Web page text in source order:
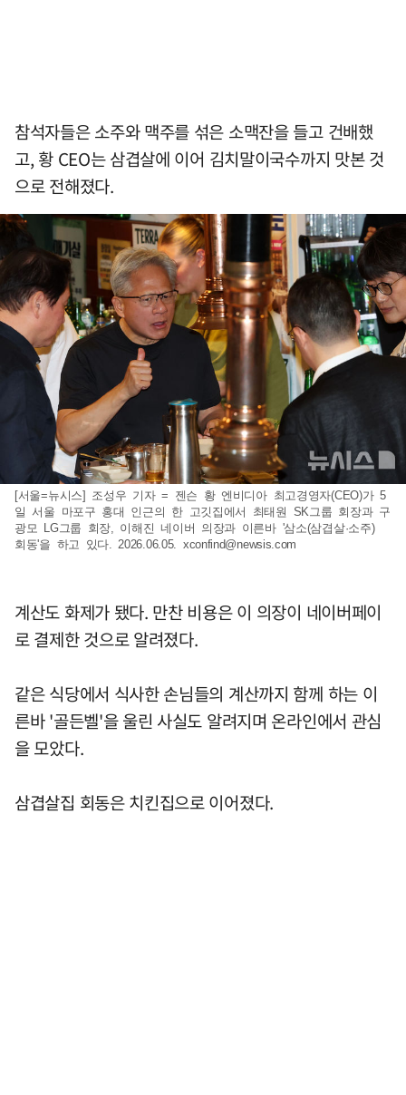
참석자들은 소주와 맥주를 섞은 소맥잔을 들고 건배했
고, 황 CEO는 삼겹살에 이어 김치말이국수까지 맛본 것
으로 전해졌다.
[서울=뉴시스] 조성우 기자 = 젠슨 황 엔비디아 최고경영자(CEO)가 5
일 서울 마포구 홍대 인근의 한 고깃집에서 최태원 SK그룹 회장과 구
광모 LG그룹 회장, 이해진 네이버 의장과 이른바 '삼소(삼겹살·소주)
회동'을 하고 있다. 2026.06.05. xconfind@newsis.com
계산도 화제가 됐다. 만찬 비용은 이 의장이 네이버페이
로 결제한 것으로 알려졌다.
같은 식당에서 식사한 손님들의 계산까지 함께 하는 이
른바 '골든벨'을 울린 사실도 알려지며 온라인에서 관심
을 모았다.
삼겹살집 회동은 치킨집으로 이어졌다.